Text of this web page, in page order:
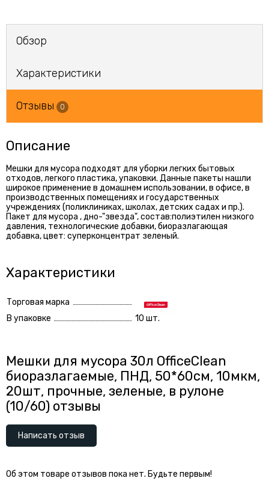
Обзор
Характеристики
Отзывы 0
Описание
Мешки для мусора подходят для уборки легких бытовых
отходов, легкого пластика, упаковки. Данные пакеты нашли
широкое применение в домашнем использовании, в офисе, в
производственных помещениях и государственных
учреждениях (поликлиниках, школах, детских садах и пр.).
Пакет для мусора , дно-"звезда", состав:полиэтилен низкого
давления, технологические добавки, биоразлагающая
добавка, цвет: суперконцентрат зеленый.
Характеристики
Торговая марка
В упаковке
10 шт.
Мешки для мусора 30л OfficeClean
биоразлагаемые, ПНД, 50*60см, 10мкм,
20шт, прочные, зеленые, в рулоне
(10/60) отзывы
Написать отзыв
Об этом товаре отзывов пока нет. Будьте первым!